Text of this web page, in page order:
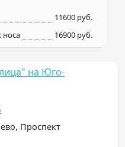
11600 руб.
носа
16900 руб.
на Юго-
Проспект